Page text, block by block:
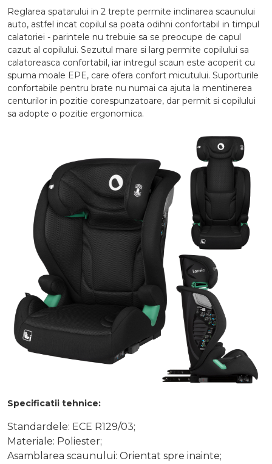
Reglarea spatarului in 2 trepte permite inclinarea scaunului
auto, astfel incat copilul sa poata odihni confortabil in timpul
calatoriei - parintele nu trebuie sa se preocupe de capul
cazut al copilului. Sezutul mare si larg permite copilului sa
calatoreasca confortabil, iar intregul scaun este acoperit cu
spuma moale EPE, care ofera confort micutului. Suporturile
confortabile pentru brate nu numai ca ajuta la mentinerea
centurilor in pozitie corespunzatoare, dar permit si copilului
sa adopte o pozitie ergonomica.
Specificatii tehnice:
Standardele: ECE R129/03;
Materiale: Poliester;
Asamblarea scaunului: Orientat spre inainte;